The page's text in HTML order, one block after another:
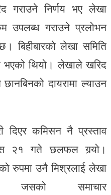
गराउने निर्णय भए लेखा
उपलब्ध गराउने प्रलोभन
बिहीबारको लेखा समिति
थियो। लेखाले खरिद
दायरामा ल्याउन
दिएर कमिसन नै प्रस्ताव
२१ गते छलफल गर्‍यो।
रुपमा उनै मिश्रलाई लेखा
जसको समाचार